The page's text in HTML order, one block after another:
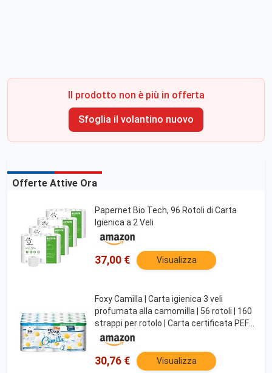
Il prodotto non è più in offerta
Sfoglia il volantino nuovo
Offerte Attive Ora
Papernet Bio Tech, 96 Rotoli di Carta
Igienica a 2 Veli
37,00 € Visualizza
Foxy Camilla | Carta igienica 3 veli
profumata alla camomilla | 56 rotoli | 160
strappi per rotolo | Carta certificata PEFC
| Confezione riciclabile
30,76 € Visualizza